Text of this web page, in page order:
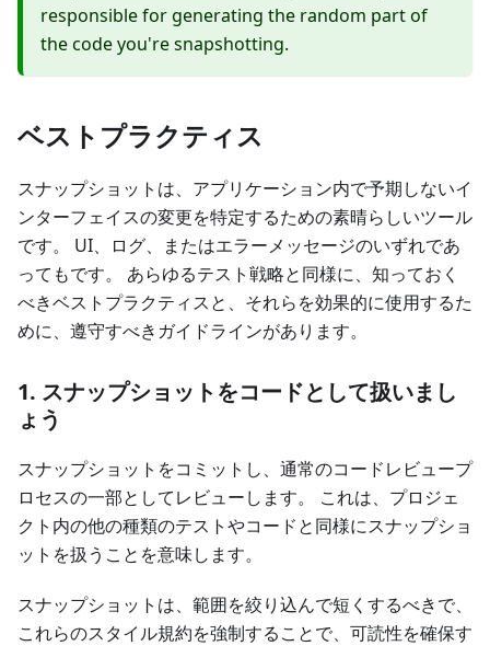
responsible for generating the random part of
the code you're snapshotting.
ベストプラクティス
スナップショットは、アプリケーション内で予期しないイ
ンターフェイスの変更を特定するための素晴らしいツール
です。 UI、ログ、またはエラーメッセージのいずれであ
ってもです。 あらゆるテスト戦略と同様に、知っておく
べきベストプラクティスと、それらを効果的に使用するた
めに、遵守すべきガイドラインがあります。
1. スナップショットをコードとして扱いまし
ょう
スナップショットをコミットし、通常のコードレビュープ
ロセスの一部としてレビューします。 これは、プロジェ
クト内の他の種類のテストやコードと同様にスナップショ
ットを扱うことを意味します。
スナップショットは、範囲を絞り込んで短くするべきで、
これらのスタイル規約を強制することで、可読性を確保す